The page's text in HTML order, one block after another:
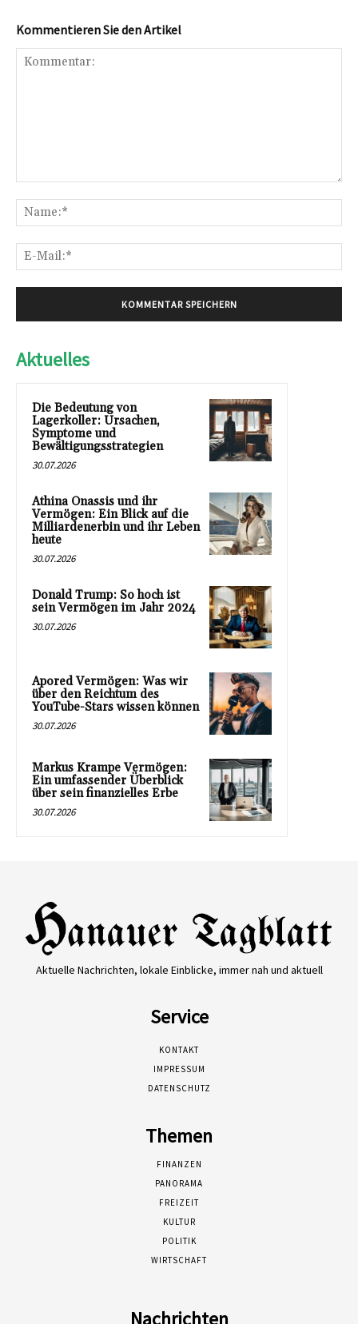
Kommentieren Sie den Artikel
Aktuelles
Die Bedeutung von
Lagerkoller: Ursachen,
Symptome und
Bewältigungsstrategien
30.07.2026
Athina Onassis und ihr
Vermögen: Ein Blick auf die
Milliardenerbin und ihr Leben
heute
30.07.2026
Donald Trump: So hoch ist
sein Vermögen im Jahr 2024
30.07.2026
Apored Vermögen: Was wir
über den Reichtum des
YouTube-Stars wissen können
30.07.2026
Markus Krampe Vermögen:
Ein umfassender Überblick
über sein finanzielles Erbe
30.07.2026
Aktuelle Nachrichten, lokale Einblicke, immer nah und aktuell
Service
KONTAKT
IMPRESSUM
DATENSCHUTZ
Themen
FINANZEN
PANORAMA
FREIZEIT
KULTUR
POLITIK
WIRTSCHAFT
Nachrichten